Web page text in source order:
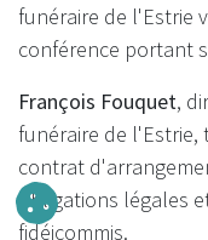
funéraire de l'Estrie
conférence portant
François Fouquet,
funéraire de l'Estrie,
contrat
obligations légales
fidéicommis.